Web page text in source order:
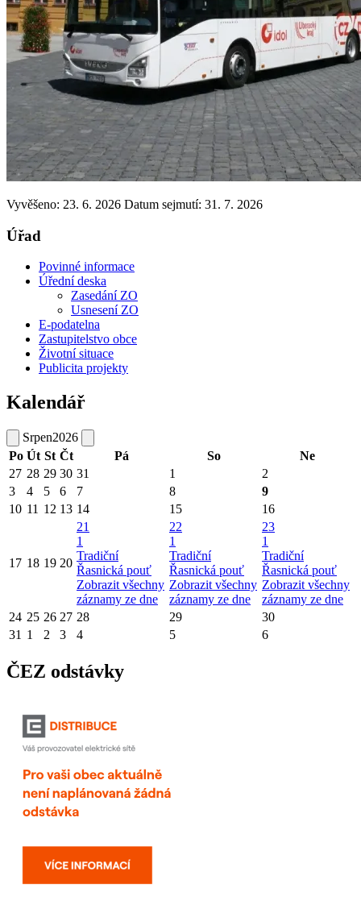
Vyvěšeno: 23. 6. 2026 Datum sejmutí: 31. 7. 2026
Úřad
Povinné informace
Úřední deska
Zasedání ZO
Usnesení ZO
E-podatelna
Zastupitelstvo obce
Životní situace
Publicita projekty
Kalendář
Srpen2026
Po Út St Čt Pá So
Ne
27 28 29 30 31 1
2
3
4 5 6 7 8
9
10 11 12 13 14 15 16
17 18 19 20
21
1
Tradiční
Řasnická pouť
Zobrazit všechny
záznamy ze dne
22
1
Tradiční
Řasnická pouť
Zobrazit všechny
záznamy ze dne
23
1
Tradiční
Řasnická pouť
Zobrazit všechny
záznamy ze dne
24 25 26 27 28 29
30
31 1 2 3 4 5 6
ČEZ odstávky